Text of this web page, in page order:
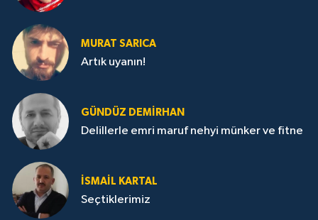
MURAT SARICA
Artık uyanın!
GÜNDÜZ DEMIRHAN
Delillerle emri maruf nehyi münker ve fitne
İSMAIL KARTAL
Seçtiklerimiz